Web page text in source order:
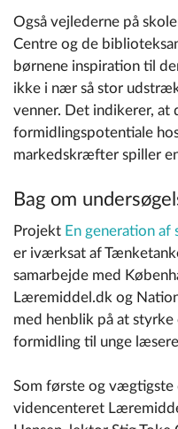
Også vejlederne på
Centre og de
børnene inspiration til
ikke i nær så stor
venner. Det indikerer, at
formidlingspotentiale
markedskræfter spiller
Bag om
Projekt En generation
er iværksat af
samarbejde med
Læremiddel.dk og
med henblik på at
formidling til unge
Som første og vægtigste
videncenteret